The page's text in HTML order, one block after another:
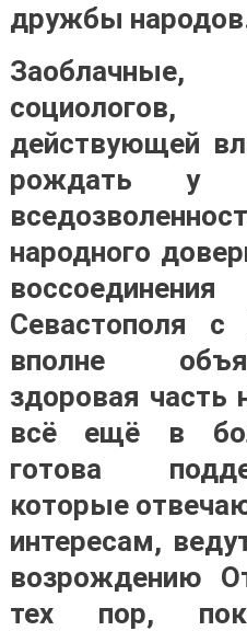
дружбы
действующей
рождать у
народного
Севастополя
вполне
здоровая часть
всё ещё в
готова
которые
интересам,
возрождению
тех пор,